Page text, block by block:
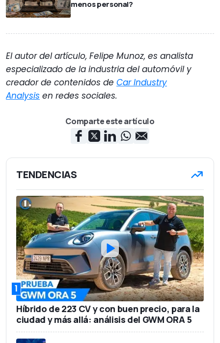
menos personal?
El autor del artículo, Felipe Munoz, es analista
especializado de la industria del automóvil y
creador de contenidos de Car Industry
Analysis en redes sociales.
Comparte este artículo
TENDENCIAS
1
Híbrido de 223 CV y con buen precio, para la
ciudad y más allá: análisis del GWM ORA 5